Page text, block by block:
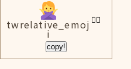
twrelative_emoj
i
copy!